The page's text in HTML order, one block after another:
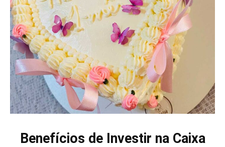
Benefícios de Investir na Caixa